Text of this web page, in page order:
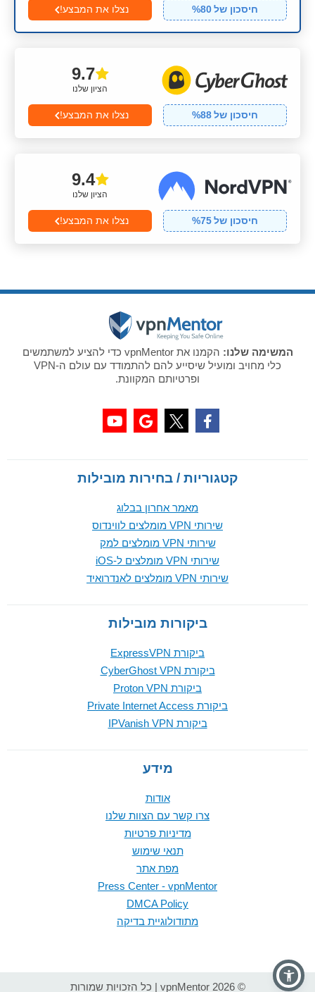
חיסכון של80
% נצלו את המבצע!
הציון שלנו
9.7
חיסכון של88
% נצלו את המבצע!
הציון שלנו
9.4
חיסכון של75
% נצלו את המבצע!
המשימה שלנו:
הקמנו את vpnMentor כדי להציע למשתמשים
כלי מחויב ומועיל שיסייע להם להתמודד עם עולם ה-VPN
ופרטיותם המקוונת.
קטגוריות / בחירות מובילות
מאמר אחרון בבלוג
שירותי VPN מומלצים לווינדוס
שירותי VPN מומלצים למק
שירותי VPN מומלצים ל-iOS
שירותי VPN מומלצים לאנדרואיד
ביקורות מובילות
ביקורת ExpressVPN
ביקורת CyberGhost VPN
ביקורת Proton VPN
ביקורת Private Internet Access
ביקורת IPVanish VPN
מידע
אודות
צרו קשר עם הצוות שלנו
מדיניות פרטיות
תנאי שימוש
מפת אתר
Press Center - vpnMentor
DMCA Policy
מתודולוגיית בדיקה
© 2026 vpnMentor | כל הזכויות שמורות